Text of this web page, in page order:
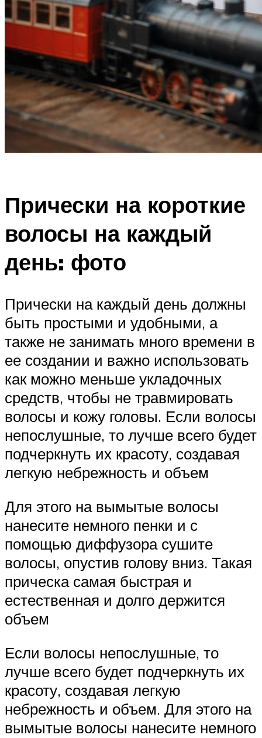
Прически на короткие
волосы на каждый
день: фото
Прически на каждый день должны
быть простыми и удобными, а
также не занимать много времени в
ее создании и важно использовать
как можно меньше укладочных
средств, чтобы не травмировать
волосы и кожу головы. Если волосы
непослушные, то лучше всего будет
подчеркнуть их красоту, создавая
легкую небрежность и объем
Для этого на вымытые волосы
нанесите немного пенки и с
помощью диффузора сушите
волосы, опустив голову вниз. Такая
прическа самая быстрая и
естественная и долго держится
объем
Если волосы непослушные, то
лучше всего будет подчеркнуть их
красоту, создавая легкую
небрежность и объем. Для этого на
вымытые волосы нанесите немного